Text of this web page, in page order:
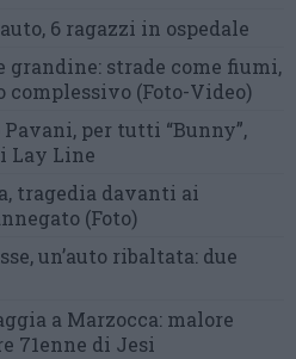
6 ragazzi in ospedale
grandine: strade come fiumi,
complessivo (Foto-Video)
Pavani, per tutti “Bunny”,
Lay Line
tragedia davanti ai
(Foto)
un’auto ribaltata: due
a Marzocca: malore
71enne di Jesi